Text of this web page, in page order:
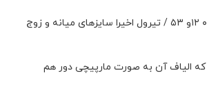
بلوك / ۰۹۲ / ۵۰۲۲ / ۹طناب انفرادی، دوال صعود و فرود، بلوك، صندلی / ۵۰۲ / ۵۹۹۲ / ۱۱یک آل صعود و فرود / ۵۲۵۲ / ۰۰۲۲ ۱۲و ۵۳ / تیرول اخیرا سایزهای میانه و زوج
که الیاف آن به صورت مارپیچی دور هم